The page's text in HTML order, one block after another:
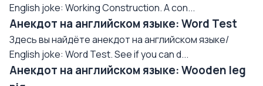
English joke: Working Construction. A con...
Анекдот на английском языке: Word Test
Здесь вы найдёте анекдот на английском языке/
English joke: Word Test. See if you can d...
Анекдот на английском языке: Wooden leg